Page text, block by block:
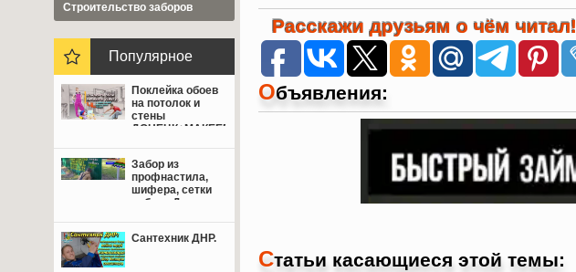
Расскажи друзьям о чём читал!
Объявления:
Статьи касающиеся этой темы:
Cтроительство заборов
Популярное
Поклейка обоев
на потолок и
стены
ДОНЕЦК+МАКЕЕВКА
Забор из
профнастила,
шифера, сетки
рабица Донецк,
Сантехник ДНР.